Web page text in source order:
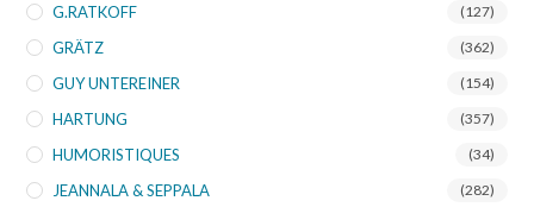
G.RATKOFF (127)
GRÄTZ (362)
GUY UNTEREINER (154)
HARTUNG (357)
HUMORISTIQUES (34)
JEANNALA & SEPPALA (282)